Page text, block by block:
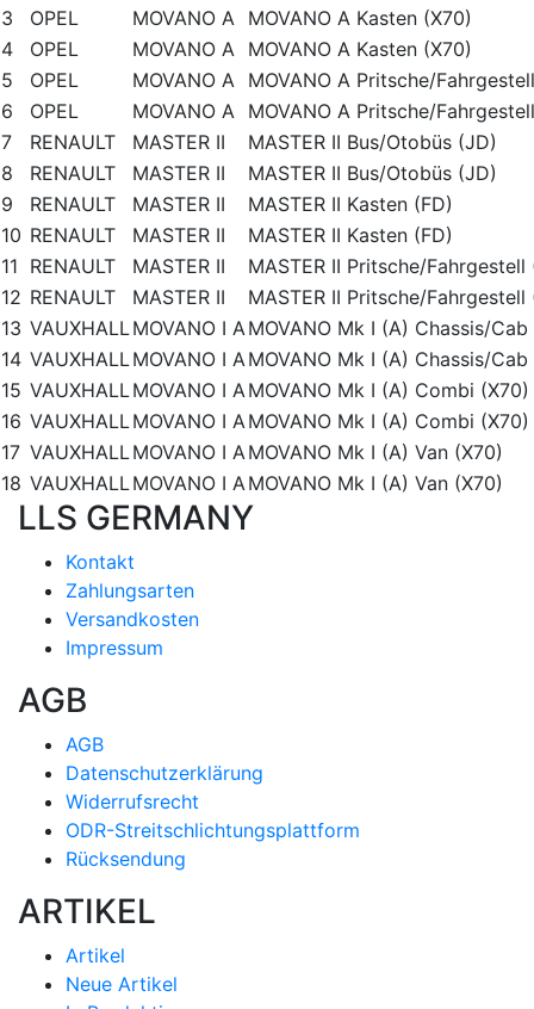
3
OPEL MOVANO A MOVANO A Kasten (X70)
4
OPEL MOVANO A MOVANO A Kasten (X70)
5
OPEL MOVANO A MOVANO A Pritsche/
6
OPEL MOVANO A MOVANO A Pritsche/
7
RENAULT MASTER II
MASTER II Bus/Otobüs (JD)
8
RENAULT MASTER II
MASTER II Bus/Otobüs (JD)
9
RENAULT MASTER II
MASTER II Kasten (FD)
10 RENAULT MASTER II
MASTER II Kasten (FD)
11 RENAULT MASTER II
MASTER II Pritsche/Fahrgestell
12 RENAULT MASTER II
MASTER II Pritsche/Fahrgestell
13 VAUXHALLMOVANO I AMOVANO Mk I (A) Chassis/Cab
14 VAUXHALLMOVANO I AMOVANO Mk I (A) Chassis/Cab
15 VAUXHALLMOVANO I AMOVANO Mk I (A) Combi (X70)
16 VAUXHALLMOVANO I AMOVANO Mk I (A) Combi (X70)
17 VAUXHALLMOVANO I AMOVANO Mk I (A) Van (X70)
18 VAUXHALLMOVANO I AMOVANO Mk I (A) Van (X70)
LLS GERMANY
Kontakt
Zahlungsarten
Versandkosten
Impressum
AGB
AGB
Datenschutzerklärung
Widerrufsrecht
ODR-Streitschlichtungsplattform
Rücksendung
ARTIKEL
Artikel
Neue Artikel